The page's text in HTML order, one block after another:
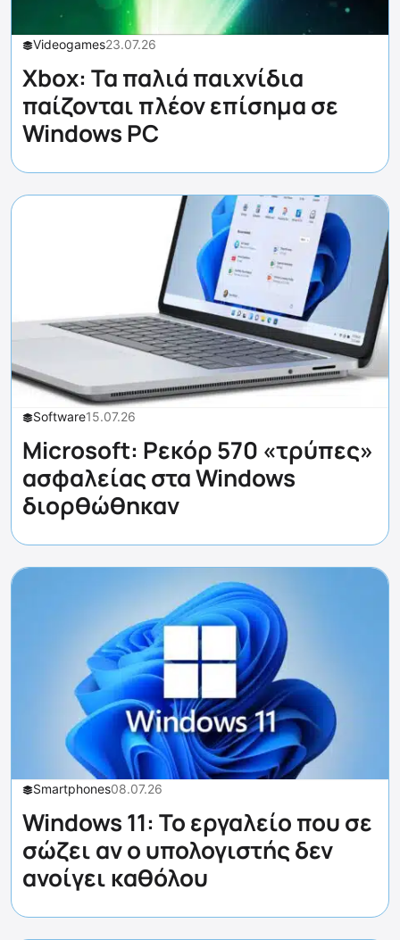
Videogames23.07.26
Xbox: Τα παλιά παιχνίδια
παίζονται πλέον επίσημα σε
Windows PC
Software15.07.26
Microsoft: Ρεκόρ 570 «τρύπες»
ασφαλείας στα Windows
διορθώθηκαν
Smartphones08.07.26
Windows 11: Το εργαλείο που σε
σώζει αν ο υπολογιστής δεν
ανοίγει καθόλου